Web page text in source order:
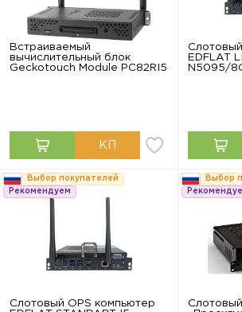
Встраиваемый
вычислительный блок
Geckotouch Module PC82RI5
EDFLAT
N5095/
Выбор покупателей
Рекомендуем
Слотовый OPS компьютер
Выбор